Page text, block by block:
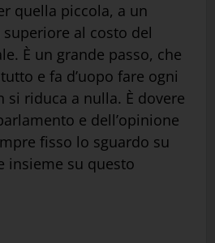
quella piccola, a un
al costo del
È un grande passo, che
e fa d’uopo fare ogni
si riduca a nulla. È dovere
e dell’opinione
fisso lo sguardo su
insieme su questo